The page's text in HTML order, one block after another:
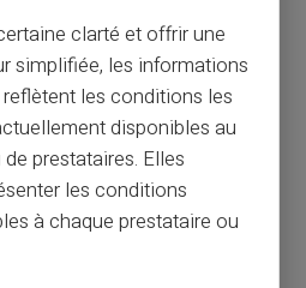
Carte prépayée
entre un RIB et un IBAN
clarté et offrir une
simplifiée, les informations
les conditions les
disponibles au
prestataires. Elles
les conditions
à chaque prestataire ou